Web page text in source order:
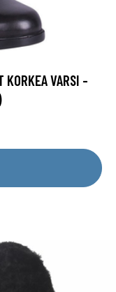
KORKEA VARSI -